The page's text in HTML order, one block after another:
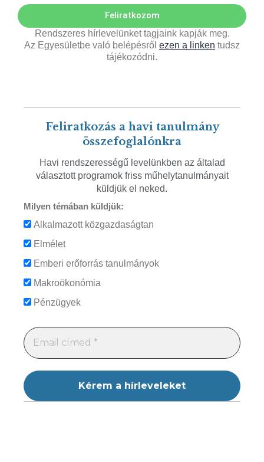
Feliratkozom
Rendszeres hírlevelünket tagjaink kapják meg.
Az Egyesületbe való belépésről ezen a linken tudsz
tájékozódni.
Feliratkozás a havi tanulmány
összefoglalónkra
Havi rendszerességű levelünkben az általad
választott programok friss műhelytanulmányait
küldjük el neked.
Milyen témában küldjük:
Alkalmazott közgazdaságtan
Elmélet
Emberi erőforrás tanulmányok
Makroökonómia
Pénzügyek